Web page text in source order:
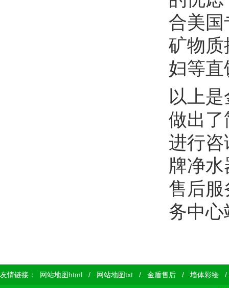
合美
矿物质
妇等直
以上
做出了
进行咨
牌净
售后
务中心
友情链接： 网站地图html / 网站地图txt / 金盾售后 / 墙体彩绘